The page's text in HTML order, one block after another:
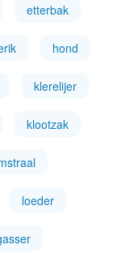
etterbak
hond
klerelijer
klootzak
loeder